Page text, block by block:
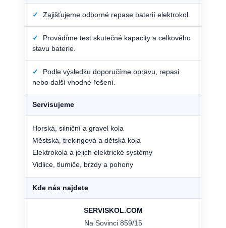
✓ Zajišťujeme odborné repase baterií elektrokol.
✓
Provádíme test skutečné kapacity a celkového
stavu baterie.
✓
Podle výsledku doporučíme opravu, repasi
nebo další vhodné řešení.
Servisujeme
Horská, silniční a gravel kola
Městská, trekingová a dětská kola
Elektrokola a jejich elektrické systémy
Vidlice, tlumiče, brzdy a pohony
Kde nás najdete
SERVISKOL.COM
Na Sovinci 859/15